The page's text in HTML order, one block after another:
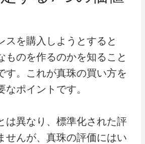
スを購入しようとすると
ものを作るのかを知ること
す。これが真珠の買い方を
ポイントです。
は異なり、標準化された評
せんが、真珠の評価にはい